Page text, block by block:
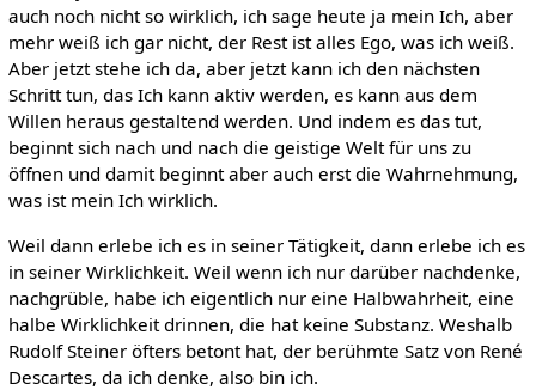
auch noch nicht so wirklich, ich sage heute ja mein Ich, aber
mehr weiß ich gar nicht, der Rest ist alles Ego, was ich weiß.
Aber jetzt stehe ich da, aber jetzt kann ich den nächsten
Schritt tun, das Ich kann aktiv werden, es kann aus dem
Willen heraus gestaltend werden. Und indem es das tut,
beginnt sich nach und nach die geistige Welt für uns zu
öffnen und damit beginnt aber auch erst die Wahrnehmung,
was ist mein Ich wirklich.
Weil dann erlebe ich es in seiner Tätigkeit, dann erlebe ich es
in seiner Wirklichkeit. Weil wenn ich nur darüber nachdenke,
nachgrüble, habe ich eigentlich nur eine Halbwahrheit, eine
halbe Wirklichkeit drinnen, die hat keine Substanz. Weshalb
Rudolf Steiner öfters betont hat, der berühmte Satz von René
Descartes, da ich denke, also bin ich.